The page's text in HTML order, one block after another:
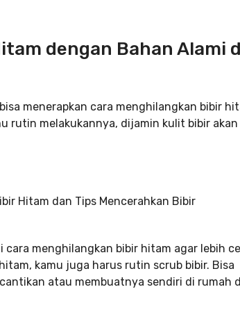
dengan Bahan Alami
menerapkan cara menghilangkan bibir
rutin melakukannya, dijamin kulit bibir
cara menghilangkan bibir hitam agar lebih
kamu juga harus rutin scrub bibir. Bisa
atau membuatnya sendiri di rumah